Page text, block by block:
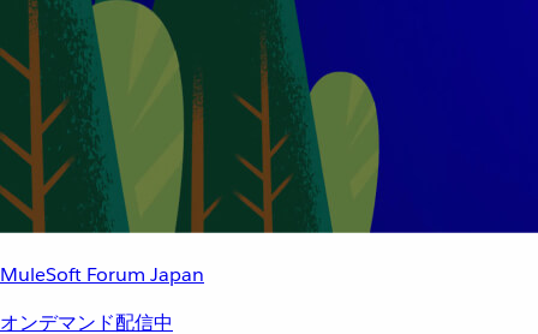
MuleSoft Forum Japan
オンデマンド配信中